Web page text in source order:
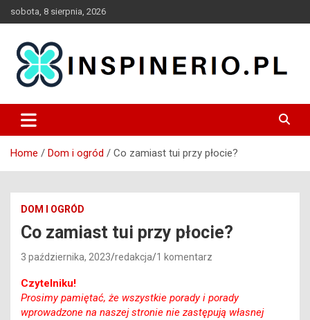
to
sobota, 8 sierpnia, 2026
Inspinerio
Home Dom i ogród Co zamiast tui przy płocie?
DOM I OGRÓD
Co zamiast tui przy płocie?
3 października, 2023 redakcja 1 komentarz
Czytelniku!
Prosimy pamiętać, że wszystkie porady i porady
wprowadzone na naszej stronie nie zastępują własnej